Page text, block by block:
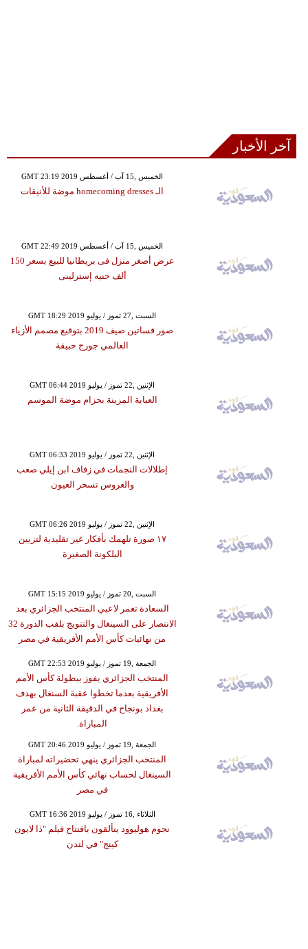
آخر الأخبار
GMT 23:19 2019 الخميس ,15 آب / أغسطس
الـ homecoming dresses موضة للأنيقات
GMT 22:49 2019 الخميس ,15 آب / أغسطس
عرض أصغر منزل فى بريطانيا للبيع بسعر 150
ألف جنيه إسترلينى
GMT 18:29 2019 السبت ,27 تموز / يوليو
صور فساتين صيف 2019 بتوقيع مصمم الأزياء
العالمي جورج حبيقة
GMT 06:44 2019 الإثنين ,22 تموز / يوليو
العباية المزينة بحزام موضة الموسم
GMT 06:33 2019 الإثنين ,22 تموز / يوليو
إطلالات النجمات في زفاف ابن إيلي صعب
والعروس تسحر العيون
GMT 06:26 2019 الإثنين ,22 تموز / يوليو
١٧ صورة تلهمك بأفكار غير تقليدية لتزيين
البلكونة الصغيرة
GMT 15:15 2019 السبت ,20 تموز / يوليو
السعادة تغمر لاعبي المنتخب الجزائري بعد
الانتصار على السينغال والتتويج بلقب الدورة 32
من نهائيات كأس الأمم الأفريقية في مصر
GMT 22:53 2019 الجمعة ,19 تموز / يوليو
المنتخب الجزائري يفوز ببطولة كأس الأمم
الأفريقية بعدما تخطوا عقبة السنغال بهدف
بغداد بونجاح في الدقيقة الثانية من عمر
المباراة.
GMT 20:46 2019 الجمعة ,19 تموز / يوليو
المنتخب الجزائري ينهي تحضيراته لمباراة
السينغال لحساب نهائي كأس الأمم الأفريقية
في مصر
GMT 16:36 2019 الثلاثاء ,16 تموز / يوليو
نجوم هوليوود يتألقون بافتتاح فيلم "ذا لايون
كينج" في لندن